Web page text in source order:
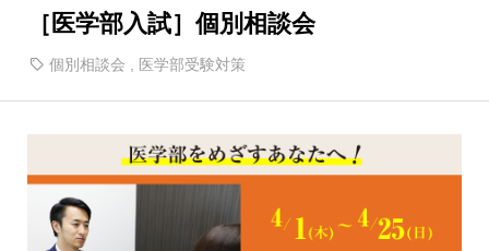
［医学部入試］個別相談会
個別相談会 医学部受験対策